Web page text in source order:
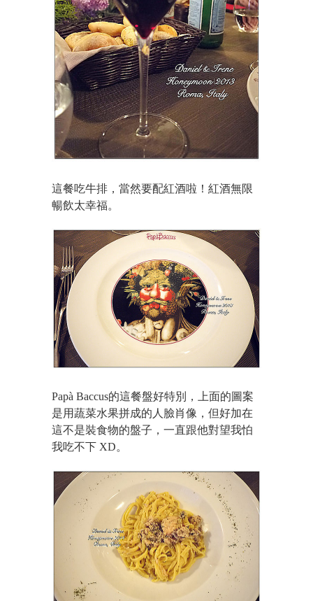
這餐吃牛排，當然要配紅酒啦！紅酒無限
暢飲太幸福。
Papà Baccus的這餐盤好特別，上面的圖案
是用蔬菜水果拼成的人臉肖像，但好加在
這不是裝食物的盤子，一直跟他對望我怕
我吃不下 XD。